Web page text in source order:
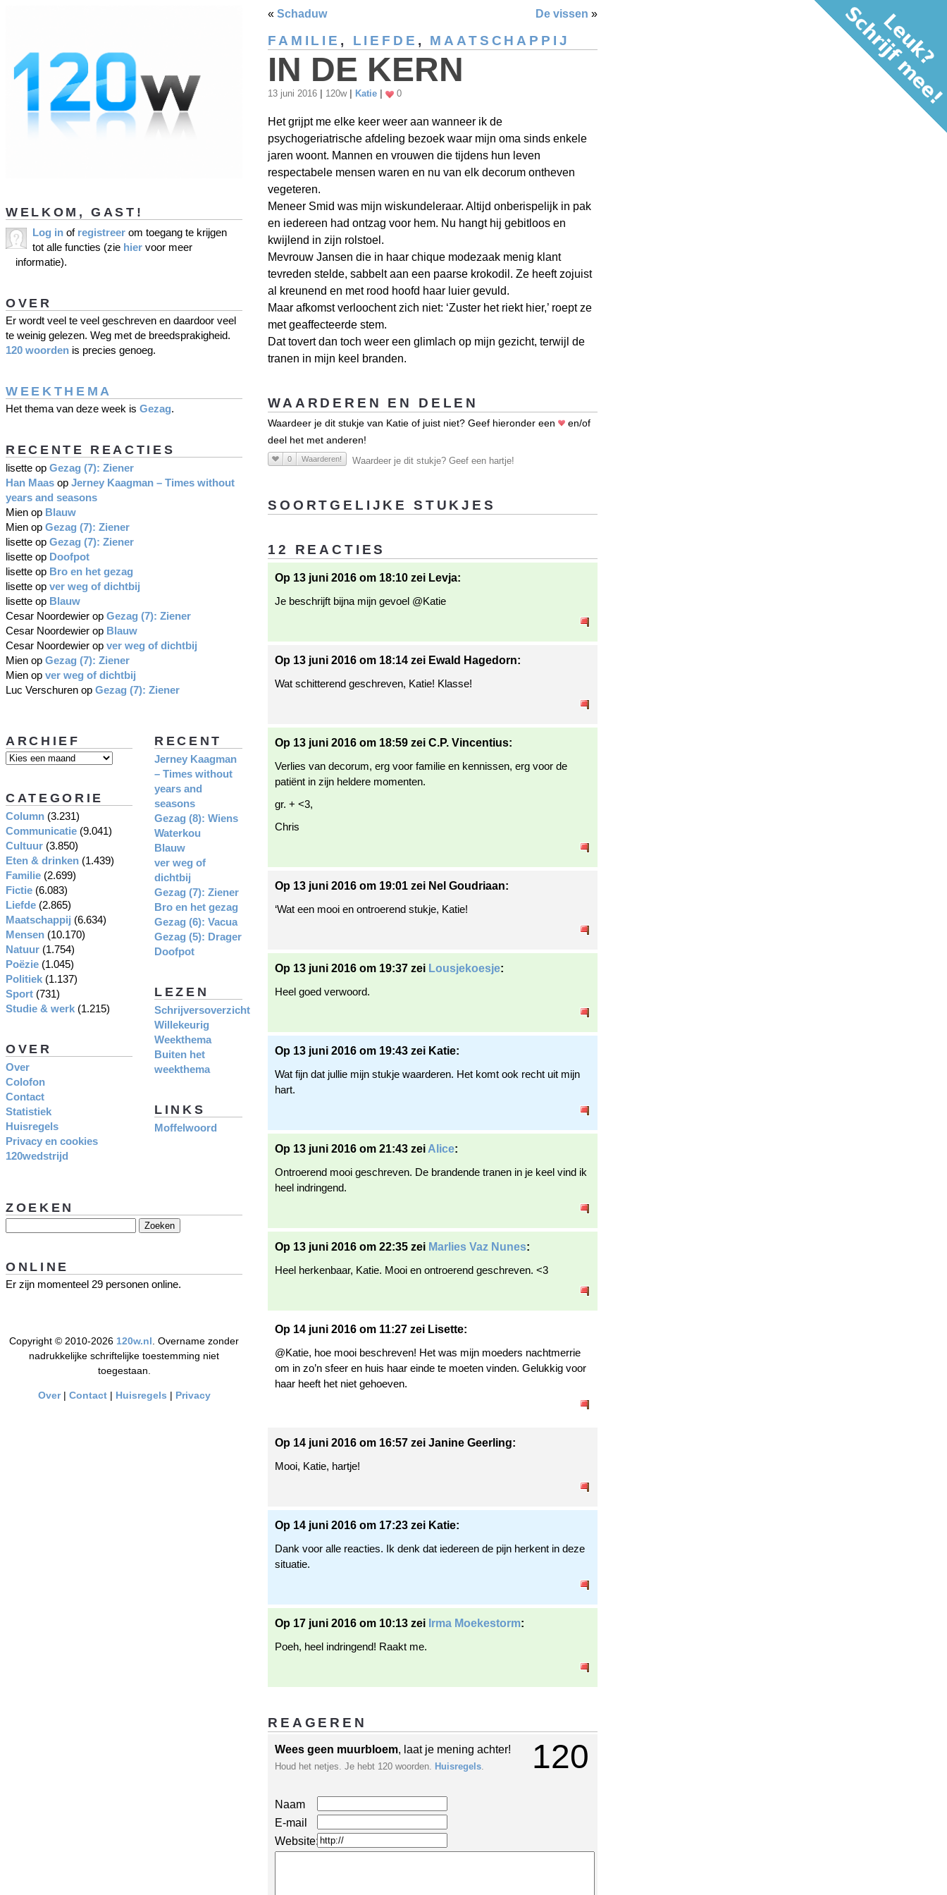
« Schaduw De vissen »
FAMILIE , LIEFDE , MAATSCHAPPIJ
IN DE KERN
13 juni 2016 120w Katie 0
Het grijpt me elke keer weer aan wanneer ik de
psychogeriatrische afdeling bezoek waar mijn oma sinds enkele
jaren woont. Mannen en vrouwen die tijdens hun leven
respectabele mensen waren en nu van elk decorum ontheven
vegeteren.
Meneer Smid was mijn wiskundeleraar. Altijd onberispelijk in pak
en iedereen had ontzag voor hem. Nu hangt hij gebitloos en
kwijlend in zijn rolstoel.
Mevrouw Jansen die in haar chique modezaak menig klant
tevreden stelde, sabbelt aan een paarse krokodil. Ze heeft zojuist
al kreunend en met rood hoofd haar luier gevuld.
Maar afkomst verloochent zich niet: ‘Zuster het riekt hier,’ roept ze
met geaffecteerde stem.
Dat tovert dan toch weer een glimlach op mijn gezicht, terwijl de
tranen in mijn keel branden.
WAARDEREN EN DELEN
Waardeer je dit stukje van Katie of juist niet? Geef hieronder een
en/of
deel het met anderen!
0 Waarderen! Waardeer je dit stukje? Geef een hartje!
SOORTGELIJKE STUKJES
12 REACTIES
Op 13 juni 2016 om 18:10 zei Levja:
Je beschrijft bijna mijn gevoel @Katie
Op 13 juni 2016 om 18:14 zei Ewald Hagedorn:
Wat schitterend geschreven, Katie! Klasse!
Op 13 juni 2016 om 18:59 zei C.P. Vincentius:
Verlies van decorum, erg voor familie en kennissen, erg voor de
patiënt in zijn heldere momenten.
gr. + <3,
Chris
Op 13 juni 2016 om 19:01 zei Nel Goudriaan:
‘Wat een mooi en ontroerend stukje, Katie!
Op 13 juni 2016 om 19:37 zei Lousjekoesje:
Heel goed verwoord.
Op 13 juni 2016 om 19:43 zei Katie:
Wat fijn dat jullie mijn stukje waarderen. Het komt ook recht uit mijn
hart.
Op 13 juni 2016 om 21:43 zei Alice:
Ontroerend mooi geschreven. De brandende tranen in je keel vind ik
heel indringend.
Op 13 juni 2016 om 22:35 zei Marlies Vaz Nunes:
Heel herkenbaar, Katie. Mooi en ontroerend geschreven. <3
Op 14 juni 2016 om 11:27 zei Lisette:
@Katie, hoe mooi beschreven! Het was mijn moeders nachtmerrie
om in zo’n sfeer en huis haar einde te moeten vinden. Gelukkig voor
haar heeft het niet gehoeven.
Op 14 juni 2016 om 16:57 zei Janine Geerling:
Mooi, Katie, hartje!
Op 14 juni 2016 om 17:23 zei Katie:
Dank voor alle reacties. Ik denk dat iedereen de pijn herkent in deze
situatie.
Op 17 juni 2016 om 10:13 zei Irma Moekestorm:
Poeh, heel indringend! Raakt me.
REAGEREN
120
Wees geen muurbloem, laat je mening achter!
Houd het netjes. Je hebt 120 woorden. Huisregels.
Naam
E-mail
Website:
WELKOM, GAST!
Log in of registreer om toegang te krijgen
tot alle functies (zie hier voor meer
informatie).
OVER
Er wordt veel te veel geschreven en daardoor veel
te weinig gelezen. Weg met de breedsprakigheid.
120 woorden is precies genoeg.
WEEKTHEMA
Het thema van deze week is Gezag.
RECENTE REACTIES
lisette op Gezag (7): Ziener
Han Maas op Jerney Kaagman – Times without
years and seasons
Mien op Blauw
Mien op Gezag (7): Ziener
lisette op Gezag (7): Ziener
lisette op Doofpot
lisette op Bro en het gezag
lisette op ver weg of dichtbij
lisette op Blauw
Cesar Noordewier op Gezag (7): Ziener
Cesar Noordewier op Blauw
Cesar Noordewier op ver weg of dichtbij
Mien op Gezag (7): Ziener
Mien op ver weg of dichtbij
Luc Verschuren op Gezag (7): Ziener
RECENT
Jerney Kaagman
– Times without
years and
seasons
Gezag (8): Wiens
Waterkou
Blauw
ver weg of
dichtbij
Gezag (7): Ziener
Bro en het gezag
Gezag (6): Vacua
Gezag (5): Drager
Doofpot
LEZEN
Schrijversoverzicht
Willekeurig
Weekthema
Buiten het
weekthema
LINKS
Moffelwoord
ARCHIEF
CATEGORIE
Column (3.231)
Communicatie (9.041)
Cultuur (3.850)
Eten & drinken (1.439)
Familie (2.699)
Fictie (6.083)
Liefde (2.865)
Maatschappij (6.634)
Mensen (10.170)
Natuur (1.754)
Poëzie (1.045)
Politiek (1.137)
Sport (731)
Studie & werk (1.215)
OVER
Over
Colofon
Contact
Statistiek
Huisregels
Privacy en cookies
120wedstrijd
ZOEKEN
ONLINE
Er zijn momenteel 29 personen online.
Copyright © 2010-2026 120w.nl . Overname zonder
nadrukkelijke schriftelijke toestemming niet
toegestaan.
Over| Contact| Huisregels | Privacy